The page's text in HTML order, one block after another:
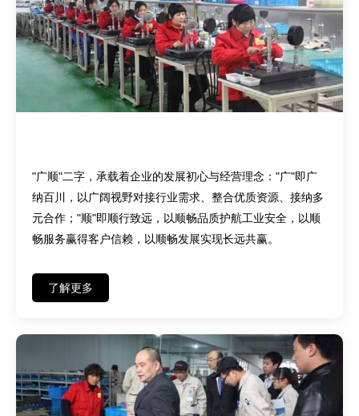
"广顺"二字，承载着企业的发展初心与经营理念："广"即广
纳百川，以广阔视野对接行业需求、整合优质资源、接纳多
元合作；"顺"即顺行致远，以顺畅品质护航工业安全，以顺
畅服务赢得客户信赖，以顺畅发展实现长远共赢。
了解更多